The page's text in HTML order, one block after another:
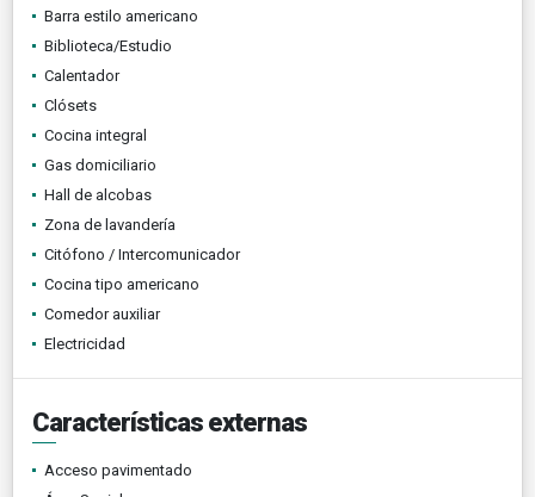
Barra estilo americano
Biblioteca/Estudio
Calentador
Clósets
Cocina integral
Gas domiciliario
Hall de alcobas
Zona de lavandería
Citófono / Intercomunicador
Cocina tipo americano
Comedor auxiliar
Electricidad
Características externas
Acceso pavimentado